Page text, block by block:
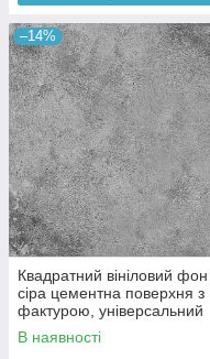
–14%
Квадратний вініловий фон
сіра цементна поверхня з
фактурою, універсальний
фотофон для зйомки 60x60
см, №550659
В наявності